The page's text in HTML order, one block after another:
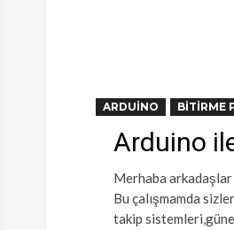
ARDUINO BITIRME
Arduino
Merhaba
Bu çalışmamda
takip